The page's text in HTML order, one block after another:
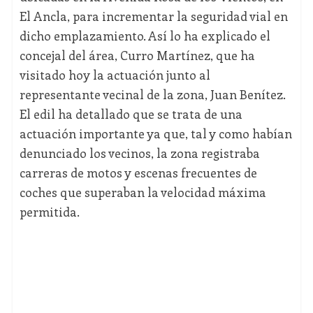
El Ancla, para incrementar la seguridad vial en
dicho emplazamiento. Así lo ha explicado el
concejal del área, Curro Martínez, que ha
visitado hoy la actuación junto al
representante vecinal de la zona, Juan Benítez.
El edil ha detallado que se trata de una
actuación importante ya que, tal y como habían
denunciado los vecinos, la zona registraba
carreras de motos y escenas frecuentes de
coches que superaban la velocidad máxima
permitida.